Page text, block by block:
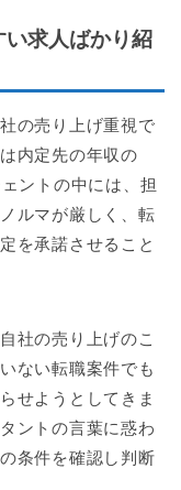
い求人ばかり紹
の売り上げ重視で
内定先の年収の
ントの中には、担
ルマが厳しく、転
を承諾させること
社の売り上げのこ
ない転職案件でも
せようとしてきま
ントの言葉に惑わ
条件を確認し判断